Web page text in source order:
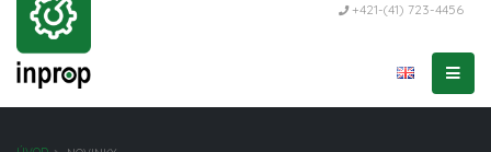
+421-(41) 723-4456